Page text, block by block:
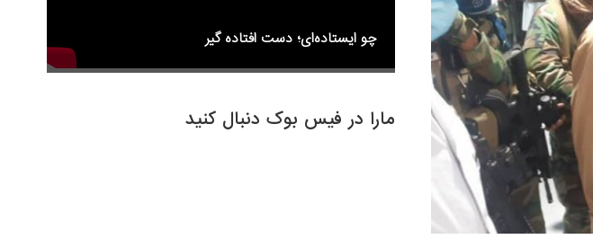
چو ایستاده‌ای؛ دست افتاده گیر
مارا در فیس بوک دنبال کنید